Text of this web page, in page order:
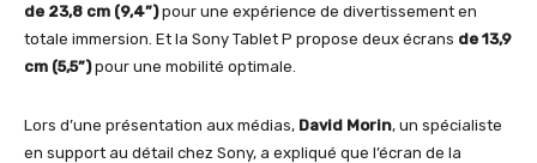
de 23,8 cm (9,4”)pour une expérience de divertissement en
totale immersion. Et la Sony Tablet P propose deux écrans de 13,9
cm (5,5”)pour une mobilité optimale.
Lors d’une présentation aux médias, David Morin, un spécialiste
en support au détail chez Sony, a expliqué que l’écran de la